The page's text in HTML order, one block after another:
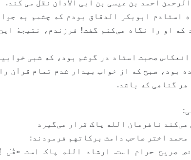
احمد بن عیسی بن ابی الادان نقل می کند.
استادم ابوبکر الدقاق بودم که چشمم به
که او را نگاه می‌کنم گفت! فرزندم، نتیجهٔ
صحبت استاد در گوشم بود، که شبی
بود، صبح که از خواب بیدار شدم تمام قرآن
هر گناهی که باشد.
می‌کند نافرمان الله پاک قرار می‌گیرد
محمد اختر صاحب دامت برکاتهم فرمودند:
صریح حرام است. ارشاد الله پاک است